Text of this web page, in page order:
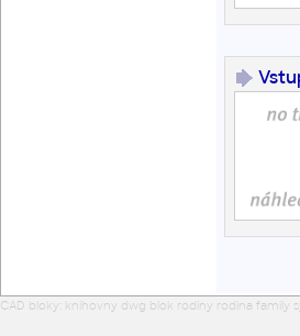
CAD bloky: knihovny dwg blok rodiny rodina